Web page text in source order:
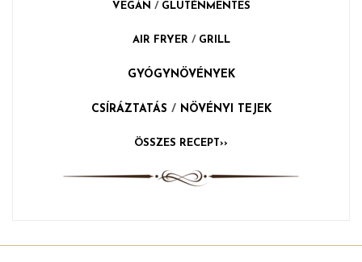
VEGÁN / GLUTÉNMENTES
AIR FRYER / GRILL
GYÓGYNÖVÉNYEK
CSÍRÁZTATÁS / NÖVÉNYI TEJEK
ÖSSZES RECEPT››